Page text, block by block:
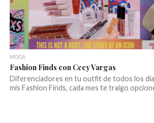
MODA
Fashion Finds con Cecy Vargas
Diferenciadores en tu outfit de todos los
mis Fashion Finds, cada mes te traigo